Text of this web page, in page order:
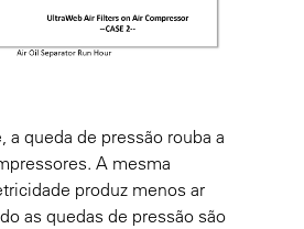
a queda de pressão rouba a
A mesma
produz menos ar
as quedas de pressão são